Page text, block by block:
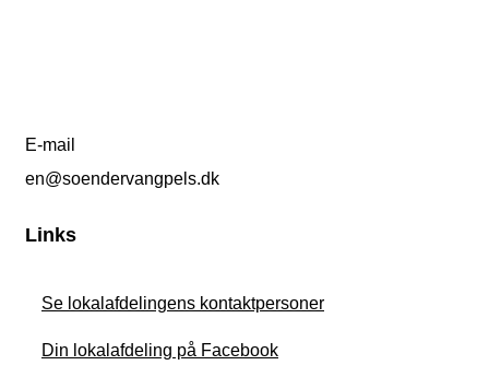
E-mail
en@soendervangpels.dk
Links
Se lokalafdelingens kontaktpersoner
Din lokalafdeling på Facebook